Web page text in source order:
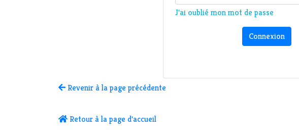
J'ai oublié mon mot de passe
Connexion
Revenir à la page précédente
Retour à la page d'accueil